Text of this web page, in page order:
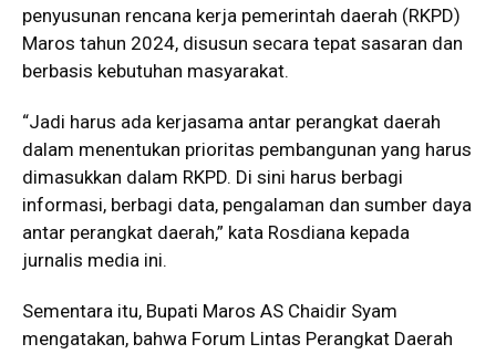
penyusunan rencana kerja pemerintah daerah (RKPD)
Maros tahun 2024, disusun secara tepat sasaran dan
berbasis kebutuhan masyarakat.
“Jadi harus ada kerjasama antar perangkat daerah
dalam menentukan prioritas pembangunan yang harus
dimasukkan dalam RKPD. Di sini harus berbagi
informasi, berbagi data, pengalaman dan sumber daya
antar perangkat daerah,” kata Rosdiana kepada
jurnalis media ini.
Sementara itu, Bupati Maros AS Chaidir Syam
mengatakan, bahwa Forum Lintas Perangkat Daerah